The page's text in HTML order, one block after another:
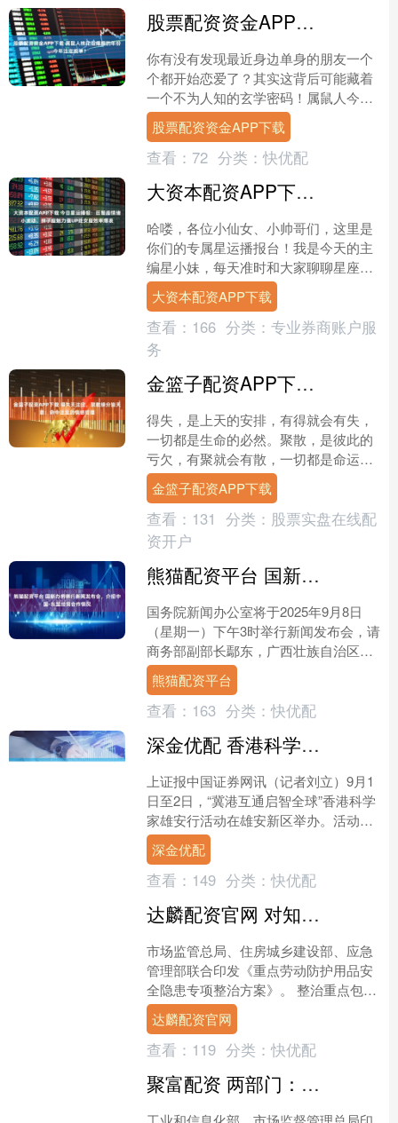
股票配资资金APP下载 属鼠人桃花运爆棚的年份，今年注定脱单？
你有没有发现最近身边单身的朋友一个
个都开始恋爱了？其实这背后可能藏着
一个不为人知的玄学密码！属鼠人今年
可是爱情运势飙升的一年，命中带财又
带桃花，简直是天选之子。....
股票配资资金APP下载
查看： 72 分类：快优配
大资本配资APP下载 今日星运播报：巨蟹座情绪小波动，狮子座魅力值UP处女座效率爆表
哈喽，各位小仙女、小帅哥们，这里是
你们的专属星运播报台！我是今天的主
编星小妹，每天准时和大家聊聊星座那
些事儿。今天咱们聚焦巨蟹座、狮子座
和处女座，看看星星们给你....
大资本配资APP下载
查看： 166 分类： 专业券商账户服
务
金篮子配资APP下载 得失天注定，聚散缘分皆天意：命中注定的情感哲理
得失，是上天的安排，有得就会有失，
一切都是生命的必然。聚散，是彼此的
亏欠，有聚就会有散，一切都是命运的
成全。✨ 在占星学中，得失与命运的关
系可以通过星盘中的行星....
金篮子配资APP下载
查看： 131 分类： 股票实盘在线配
资开户
熊猫配资平台 国新办将举行新闻发布会，介绍中国-东盟经贸合作情况
国务院新闻办公室将于2025年9月8日
（星期一）下午3时举行新闻发布会，请
商务部副部长鄢东，广西壮族自治区党
委常委、副主席卢新宁，中国贸促会副
会长李庆霜介绍中国....
熊猫配资平台
查看： 163 分类：快优配
深金优配 香港科学家代表团探访雄安 冀港共推科技成果转化与产业升级
上证报中国证券网讯（记者刘立）9月1
日至2日，“冀港互通启智全球”香港科学
家雄安行活动在雄安新区举办。活动旨
在加强冀港在科技创新领域的交流与合
作，推动科技成果转....
深金优配
查看： 149 分类：快优配
达麟配资官网 对知假买假、销售无证等问题严格监管，三部门整治重点劳动防护用品隐患
市场监管总局、住房城乡建设部、应急
管理部联合印发《重点劳动防护用品安
全隐患专项整治方案》。 整治重点包括
产品安全性能：安全帽冲击吸收性能、
耐穿刺性能不符合标准要....
达麟配资官网
查看： 119 分类：快优配
聚富配资 两部门：鼓励各地推动人工智能终端创新应用 推动5G/6G关键器件、芯片、模块等技术攻关